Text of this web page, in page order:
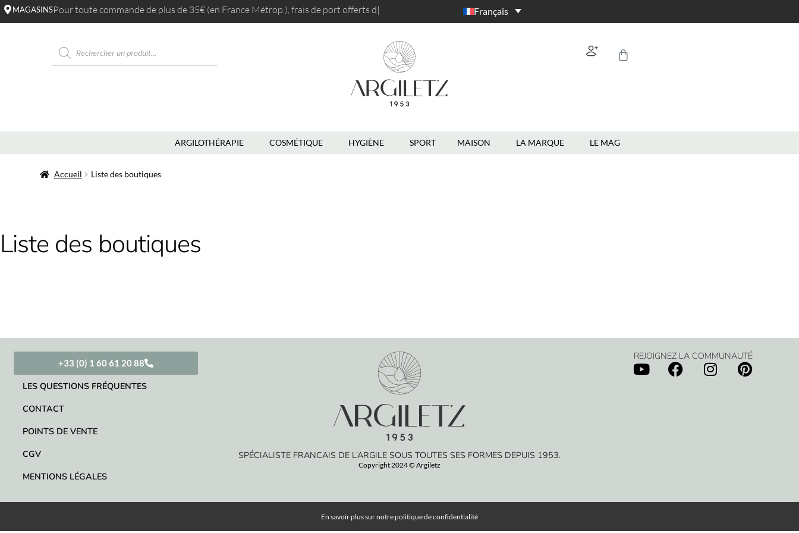
MAGASINSPour toute commande de plus de 35€ (en France Métrop.), frais de port offerts da Français
ARGILOTHÉRAPIE COSMÉTIQUE HYGIÈNE SPORT MAISON LA MARQUE LE MAG
Accueil Liste des boutiques
Liste des boutiques
+33 (0) 1 60 61 20 88
LES QUESTIONS FRÉQUENTES
CONTACT
POINTS DE VENTE
CGV
MENTIONS LÉGALES
SPÉCIALISTE FRANCAIS DE L’ARGILE SOUS TOUTES SES FORMES DEPUIS 1953.
Copyright 2024 © Argiletz
REJOIGNEZ LA COMMUNAUTÉ
En savoir plus sur notrepolitique de confidentialité